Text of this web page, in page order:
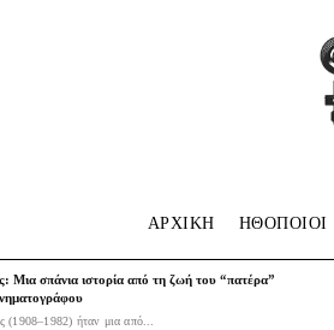
ΑΡΧΙΚΗ HΘΟΠΟΙΟΙ
Μια σπάνια ιστορία από τη ζωή του “πατέρα”
(1908–1982) ήταν μια από...